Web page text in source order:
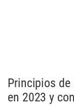
Principios de
en 2023 y